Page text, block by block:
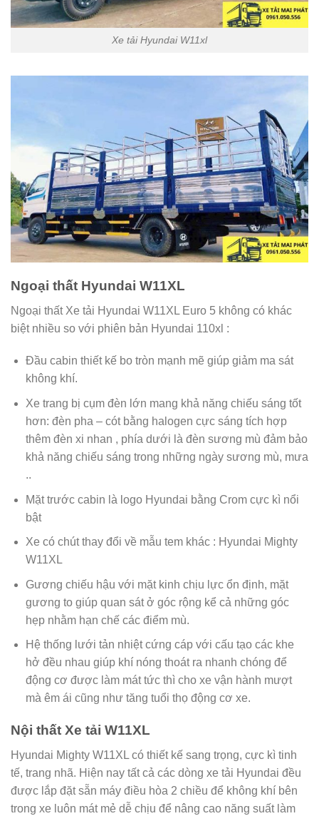
Xe tải Hyundai W11xl
Ngoại thất Hyundai W11XL
Ngoại thất Xe tải Hyundai W11XL Euro 5 không có khác
biệt nhiều so với phiên bản Hyundai 110xl :
Đầu cabin thiết kế bo tròn mạnh mẽ giúp giảm ma sát
không khí.
Xe trang bị cụm đèn lớn mang khả năng chiếu sáng tốt
hơn: đèn pha – cót bằng halogen cực sáng tích hợp
thêm đèn xi nhan , phía dưới là đèn sương mù đảm bảo
khả năng chiếu sáng trong những ngày sương mù, mưa
..
Mặt trước cabin là logo Hyundai bằng Crom cực kì nổi
bật
Xe có chút thay đổi về mẫu tem khác : Hyundai Mighty
W11XL
Gương chiếu hậu với mặt kinh chịu lực ổn định, mặt
gương to giúp quan sát ở góc rộng kể cả những góc
hẹp nhằm hạn chế các điểm mù.
Hệ thống lưới tản nhiệt cứng cáp với cấu tạo các khe
hở đều nhau giúp khí nóng thoát ra nhanh chóng để
động cơ được làm mát tức thì cho xe vận hành mượt
mà êm ái cũng như tăng tuổi thọ động cơ xe.
Nội thất Xe tải W11XL
Hyundai Mighty W11XL có thiết kế sang trọng, cực kì tinh
tế, trang nhã. Hiện nay tất cả các dòng xe tải Hyundai đều
được lắp đặt sẵn máy điều hòa 2 chiều để không khí bên
trong xe luôn mát mẻ dễ chịu để nâng cao năng suất làm